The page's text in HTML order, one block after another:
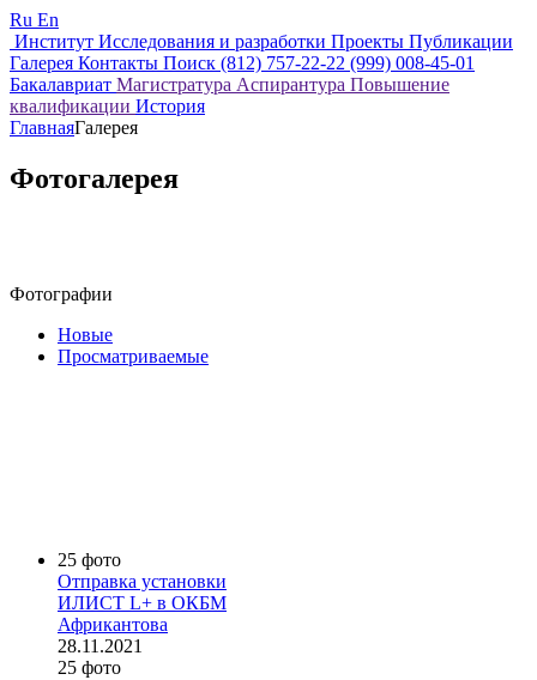
Ru En
Институт Исследования и разработки Проекты Публикации
Галерея Контакты Поиск (812) 757-22-22 (999) 008-45-01
Бакалавриат Магистратура Аспирантура Повышение
квалификации История
ГлавнаяГалерея
Фотогалерея
Фотографии
Новые
Просматриваемые
25 фото
Отправка установки
ИЛИСТ L+ в ОКБМ
Африкантова
28.11.2021
25 фото